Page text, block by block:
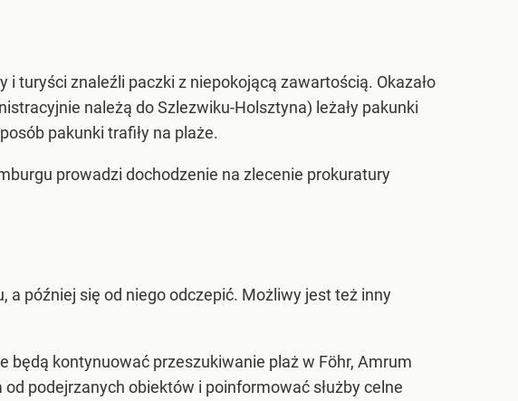
turyści znaleźli paczki z niepokojącą zawartością. Okazało
należą do Szlezwiku-Holsztyna) leżały pakunki
pakunki trafiły na plaże.
prowadzi dochodzenie na zlecenie prokuratury
a później się od niego odczepić. Możliwy jest też inny
będą kontynuować przeszukiwanie plaż w Föhr, Amrum
podejrzanych obiektów i poinformować służby celne